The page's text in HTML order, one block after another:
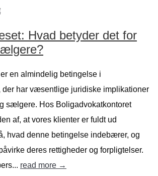
Hvad betyder det for
en almindelig betingelse i
der har væsentlige juridiske implikationer
sælgere. Hos Boligadvokatkontoret
af, at vores klienter er fuldt ud
hvad denne betingelse indebærer, og
deres rettigheder og forpligtelser.
read more →